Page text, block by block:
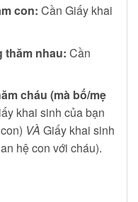
con: Cần Giấy khai
thăm nhau: Cần
cháu (mà bố/mẹ
khai sinh của bạn
VÀ Giấy khai sinh
hệ con với cháu).